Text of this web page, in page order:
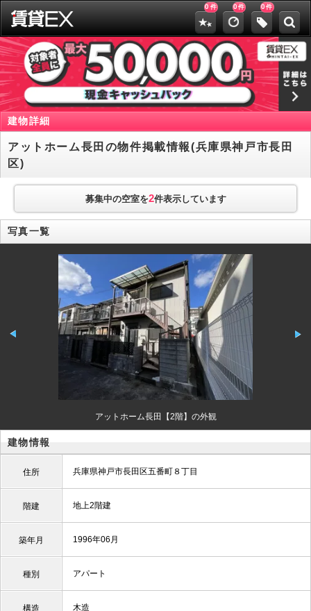
0 件 0件 0件
建物詳細
アットホーム長田の物件掲載情報(兵庫県神戸市長田
区)
募集中の空室を2件表示しています
写真一覧
アットホーム長田【2階】の外観
建物情報
住所 兵庫県神戸市長田区五番町８丁目
階建 地上2階建
築年月 1996年06月
種別 アパート
構造 木造